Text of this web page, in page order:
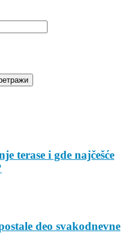
terase i gde najčešće
deo svakodnevne